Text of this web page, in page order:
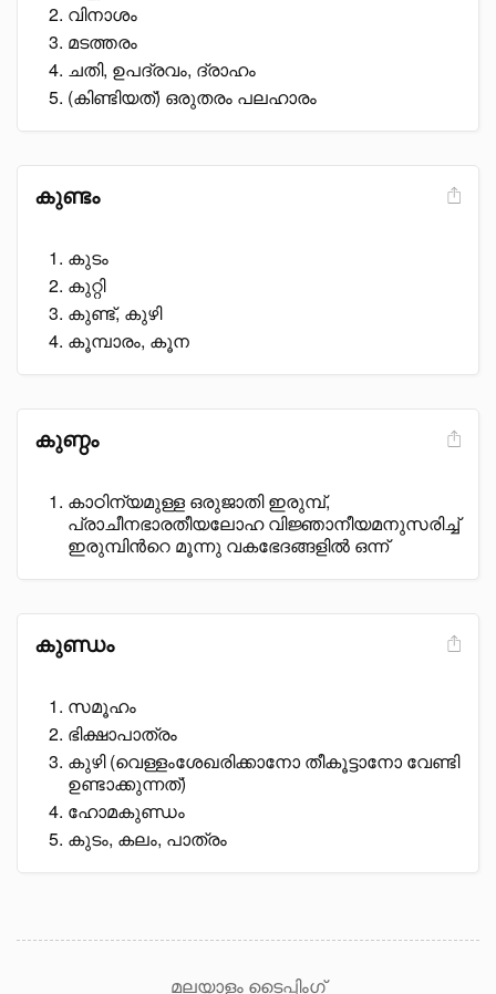
വിനാശം
മടത്തരം
ചതി, ഉപദ്രവം, ദ്രാഹം
(കിണ്ടിയത്) ഒരുതരം പലഹാരം
കുണ്ടം
കുടം
കുറ്റി
കുണ്ട്, കുഴി
കൂമ്പാരം, കൂന
കുണ്ഠം
കാഠിന്യമുള്ള ഒരുജാതി ഇരുമ്പ്,
പ്രാചീനഭാരതീയലോഹ വിജ്ഞാനീയമനുസരിച്ച്
ഇരുമ്പിൻറെ മൂന്നു വകഭേദങ്ങളിൽ ഒന്ന്
കുണ്ഡം
സമൂഹം
ഭിക്ഷാപാത്രം
കുഴി (വെള്ളംശേഖരിക്കാനോ തീകൂട്ടാനോ വേണ്ടി
ഉണ്ടാക്കുന്നത്)
ഹോമകുണ്ഡം
കുടം, കലം, പാത്രം
മലയാളം ടൈപ്പിംഗ്